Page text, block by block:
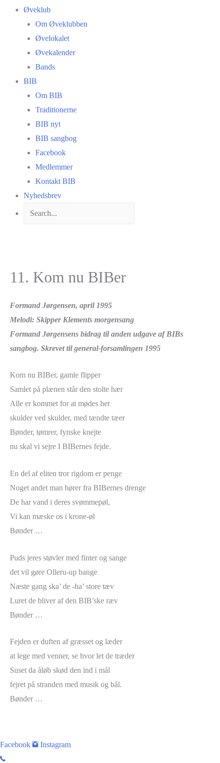
Øveklub
Om Øveklubben
Øvelokalet
Øvekalender
Bands
BIB
Om BIB
Traditionerne
BIB nyt
BIB sangbog
Facebook
Medlemmer
Kontakt BIB
Nyhedsbrev
11. Kom nu BIBer
Formand Jørgensen, april 1995
Melodi: Skipper Klements morgensang
Formand Jørgensens bidrag til anden udgave af BIBs
sangbog. Skrevet til general-forsamlingen 1995
Kom nu BIBer, gamle flipper
Samlet på plænen står den stolte hær
Alle er kommet for at mødes her
skulder ved skulder, med tændte tæer
Bønder, tømrer, fynske knejte
nu skal vi sejre I BIBernes fejde.
En del af eliten tror rigdom er penge
Noget andet man hører fra BIBernes drenge
De har vand i deres svømmepøl,
Vi kan mæske os i krone-øl
Bønder …
Puds jeres støvler med finter og sange
det vil gøre Olleru-up bange
Næste gang ska’ de -ha’ store tæv
Luret de bliver af den BIB’ske ræv
Bønder …
Fejden er duften af græsset og læder
at lege med venner, se hvor let de træder
Suset da åløb skød den ind i mål
fejret på stranden med musik og bål.
Bønder …
Facebook Instagram